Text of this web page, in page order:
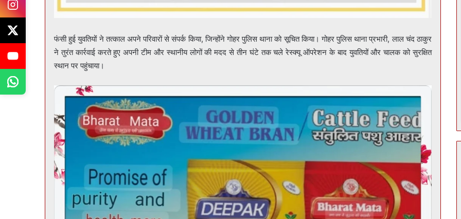
फंसी हुई युवतियों ने तत्काल अपने परिवारों से संपर्क किया, जिन्होंने गोहर पुलिस थाना को सूचित किया। गोहर पुलिस थाना प्रभारी, लाल चंद ठाकुर
ने तुरंत कार्रवाई करते हुए अपनी टीम और स्थानीय लोगों की मदद से तीन घंटे तक चले रेस्क्यू ऑपरेशन के बाद युवतियों और चालक को सुरक्षित
स्थान पर पहुंचाया।